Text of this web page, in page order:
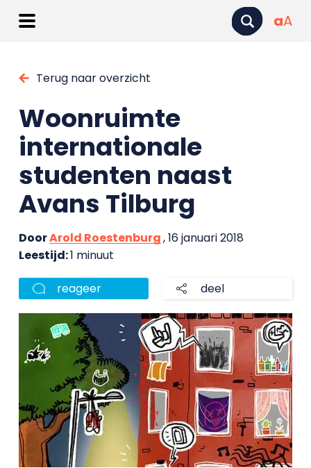
aA
Terug naar overzicht
Woonruimte
internationale
studenten naast
Avans Tilburg
DoorArold Roestenburg, 16 januari 2018
Leestijd:1 minuut
reageer deel